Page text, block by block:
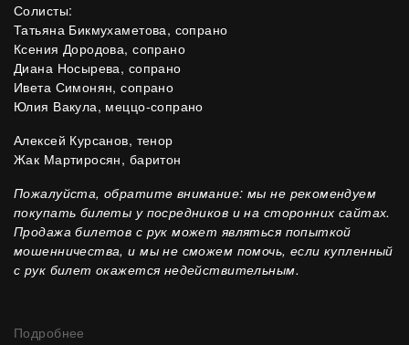
Солисты:
Татьяна Бикмухаметова, сопрано
Ксения Дородова, сопрано
Диана Носырева, сопрано
Ивета Симонян, сопрано
Юлия Вакула, меццо-сопрано
Алексей Курсанов, тенор
Жак Мартиросян, баритон
Пожалуйста, обратите внимание: мы не рекомендуем
покупать билеты у посредников и на сторонних сайтах.
Продажа билетов с рук может являться попыткой
мошенничества, и мы не сможем помочь, если купленный
с рук билет окажется недействительным.
Подробнее